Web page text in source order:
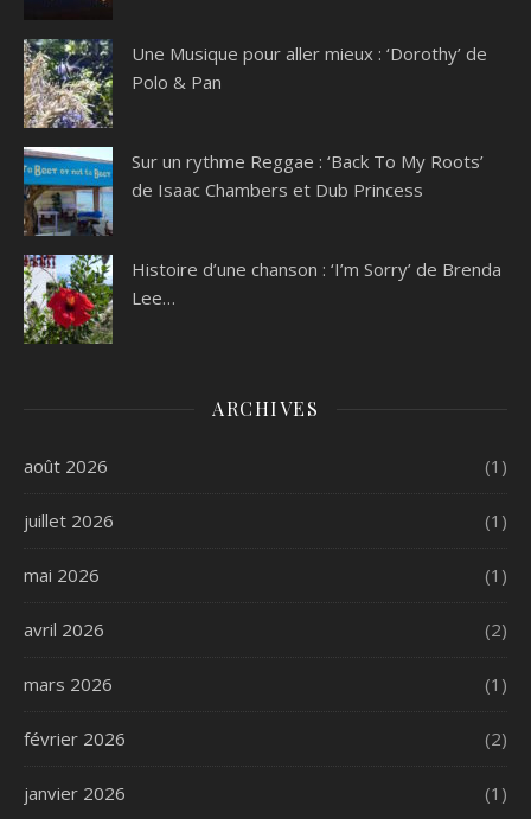
Une Musique pour aller mieux : ‘Dorothy’ de
Polo & Pan
Sur un rythme Reggae : ‘Back To My Roots’
de Isaac Chambers et Dub Princess
Histoire d’une chanson : ‘I’m Sorry’ de Brenda
Lee…
ARCHIVES
août 2026 (1)
juillet 2026 (1)
mai 2026 (1)
avril 2026 (2)
mars 2026 (1)
février 2026 (2)
janvier 2026 (1)